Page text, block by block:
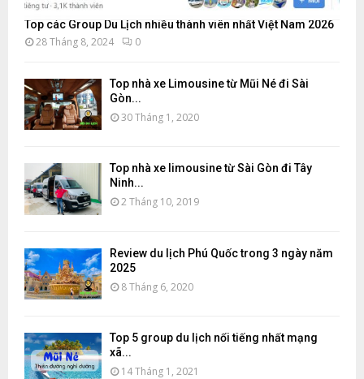
Top các Group Du Lịch nhiều thành viên nhất Việt Nam 2026
28 Tháng 8, 2024 0
Top nhà xe Limousine từ Mũi Né đi Sài
Gòn...
30 Tháng 1, 2020
Top nhà xe limousine từ Sài Gòn đi Tây
Ninh...
2 Tháng 10, 2019
Review du lịch Phú Quốc trong 3 ngày năm
2025
8 Tháng 6, 2020
Top 5 group du lịch nổi tiếng nhất mạng
xã...
14 Tháng 1, 2021